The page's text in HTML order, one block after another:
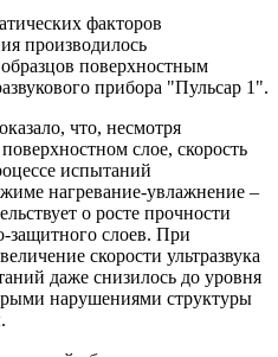
факторов
производилось
образцов поверхностным
прибора "Пульсар 1".
что, несмотря
слое, скорость
испытаний
нагревание-увлажнение –
о росте прочности
защитного слоев. При
скорости ультразвука
даже снизилось до уровня
нарушениями структуры